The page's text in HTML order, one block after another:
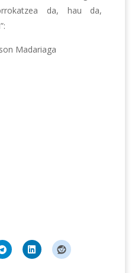
da, hau da,
Madariaga